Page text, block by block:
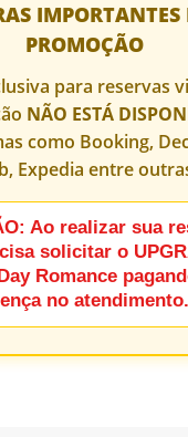
IMPORTANTES
PROMOÇÃO
para reservas
NÃO ESTÁ
como Booking,
Expedia entre
Ao realizar sua
solicitar o
Romance
no atendimento.